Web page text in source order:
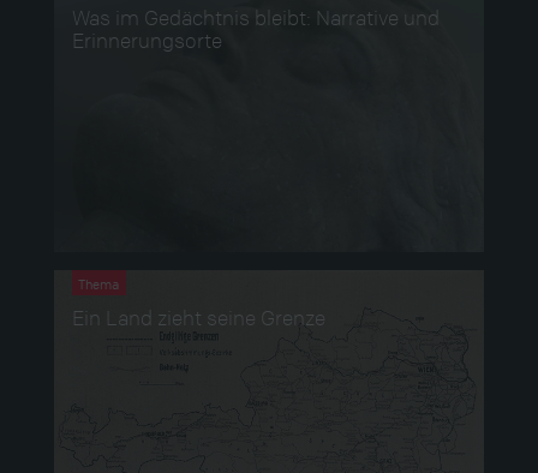
Was im Gedächtnis bleibt: Narrative und
Erinnerungsorte
Thema
Ein Land zieht seine Grenze